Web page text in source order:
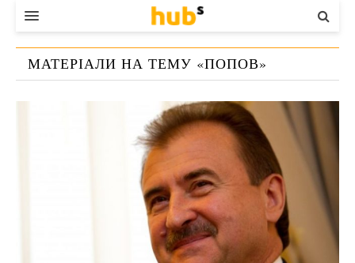
ВЛАДА
ЕКОНОМІКА
МАТЕРІАЛИ НА ТЕМУ «ПОПОВ»